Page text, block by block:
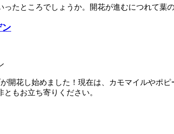
ったところでしょうか。開花が進むにつれて葉
開花し始めました！現在は、カモマイルやポ
もお立ち寄りください。